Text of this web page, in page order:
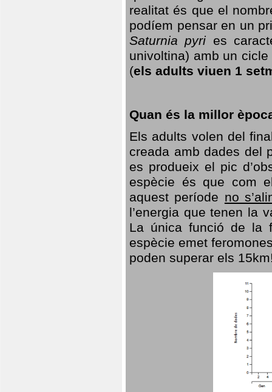
realitat és que el
podíem pensar en un
Saturnia pyri es
univoltina) amb un
(els adults viuen 1
Quan és la millor
Els adults volen del
creada amb dades del
es produeix el pic
espècie és que com
aquest període no
l’energia que tenen la
La única funció de la
espècie emet
poden superar els